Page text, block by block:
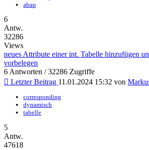
abap
6
Antw.
32286
Views
neues Attribute einer int. Tabelle hinzufügen
vorbelegen
6 Antworten / 32286 Zugriffe
Letzter Beitrag 11.01.2024 15:32 von
corresponding
dynamisch
tabelle
5
Antw.
47618